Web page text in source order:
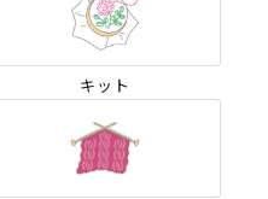
キット